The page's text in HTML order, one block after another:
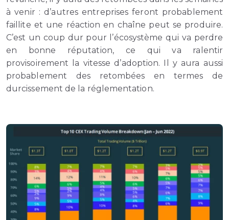
à venir : d’autres entreprises feront probablement
faillite et une réaction en chaîne peut se produire.
C’est un coup dur pour l’écosystème qui va perdre
en bonne réputation, ce qui va ralentir
provisoirement la vitesse d’adoption. Il y aura aussi
probablement des retombées en termes de
durcissement de la réglementation.